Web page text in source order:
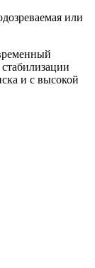
или
и с высокой